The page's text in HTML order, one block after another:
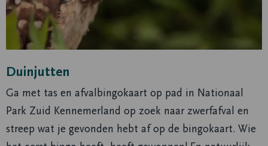
Duinjutten
Ga met tas en afvalbingokaart op pad in Nationaal
Park Zuid Kennemerland op zoek naar zwerfafval en
streep wat je gevonden hebt af op de bingokaart. Wie